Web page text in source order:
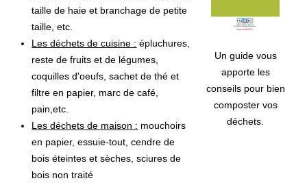
taille de haie et branchage de petite
taille, etc.
Les déchets de cuisine : épluchures,
reste de fruits et de légumes,
coquilles d'oeufs, sachet de thé et
filtre en papier, marc de café,
pain,etc.
Les déchets de maison : mouchoirs
en papier, essuie-tout, cendre de
bois éteintes et sèches, sciures de
bois non traité
Un guide vous
apporte les
conseils pour bien
composter vos
déchets.